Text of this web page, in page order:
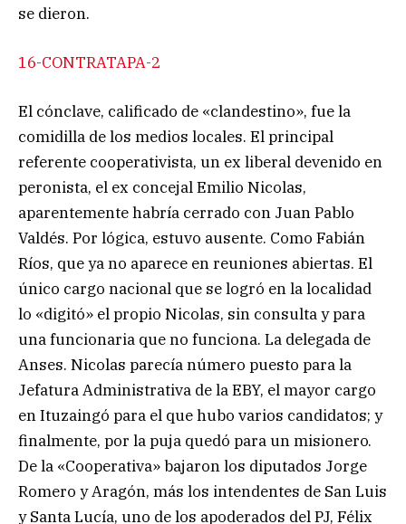
se dieron.
16-CONTRATAPA-2
El cónclave, calificado de «clandestino», fue la
comidilla de los medios locales. El principal
referente cooperativista, un ex liberal devenido en
peronista, el ex concejal Emilio Nicolas,
aparentemente habría cerrado con Juan Pablo
Valdés. Por lógica, estuvo ausente. Como Fabián
Ríos, que ya no aparece en reuniones abiertas. El
único cargo nacional que se logró en la localidad
lo «digitó» el propio Nicolas, sin consulta y para
una funcionaria que no funciona. La delegada de
Anses. Nicolas parecía número puesto para la
Jefatura Administrativa de la EBY, el mayor cargo
en Ituzaingó para el que hubo varios candidatos; y
finalmente, por la puja quedó para un misionero.
De la «Cooperativa» bajaron los diputados Jorge
Romero y Aragón, más los intendentes de San Luis
y Santa Lucía, uno de los apoderados del PJ, Félix